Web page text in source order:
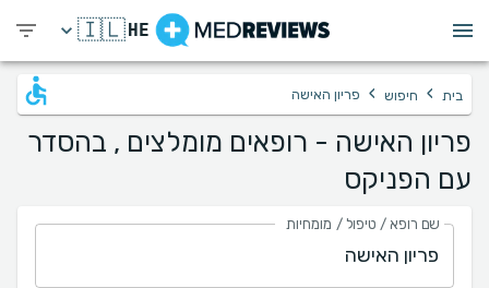
HE
🇮🇱
בית › חיפוש › פריון האישה
פריון האישה - רופאים מומלצים , בהסדר
עם הפניקס
שם רופא / טיפול / מומחיות